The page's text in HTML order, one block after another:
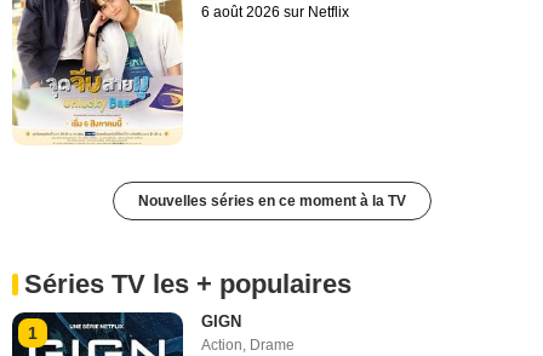
6 août 2026 sur Netflix
Nouvelles séries en ce moment à la TV
Séries TV les + populaires
1
GIGN
Action, Drame